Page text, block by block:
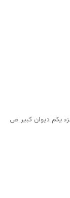
یکم دیوان کبیر ص